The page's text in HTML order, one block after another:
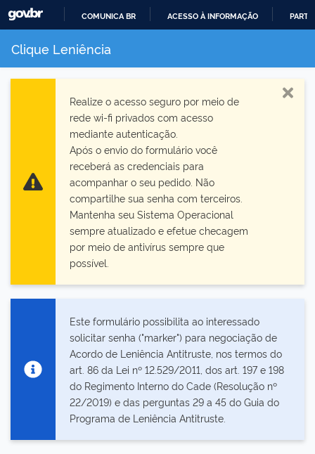
COMUNICA BR ACESSO À INFORMAÇÃO
Clique Leniência
Informação!
Realize o acesso seguro por meio de
rede wi-fi privados com acesso
mediante autenticação.
Após o envio do formulário você
receberá as credenciais para
acompanhar o seu pedido. Não
compartilhe sua senha com terceiros.
Mantenha seu Sistema Operacional
sempre atualizado e efetue checagem
por meio de antivírus sempre que
possível.
Informação!
Este formulário possibilita ao interessado
solicitar senha ("marker") para negociação de
Acordo de Leniência Antitruste, nos termos do
art. 86 da Lei nº 12.529/2011, dos art. 197 e 198
do Regimento Interno do Cade (Resolução nº
22/2019) e das perguntas 29 a 45 do Guia do
Programa de Leniência Antitruste.